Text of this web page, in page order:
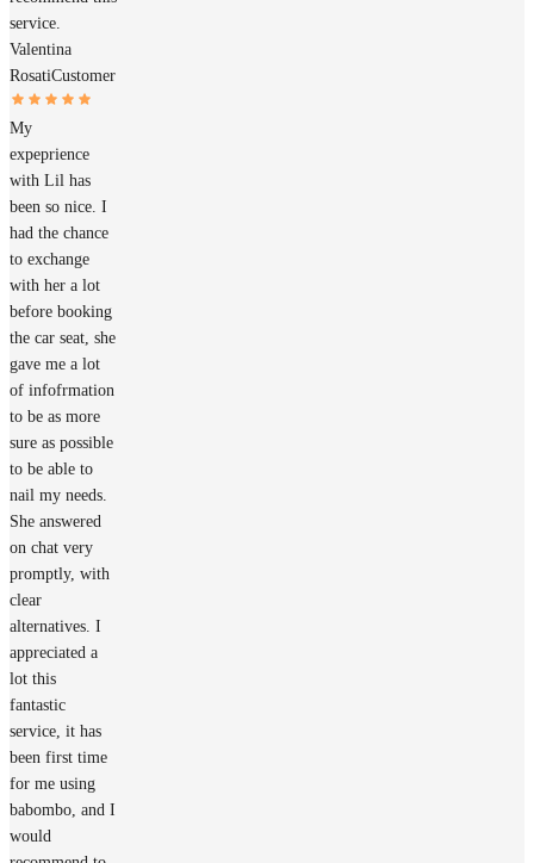
service.
Valentina
RosatiCustomer
My
expeprience
with Lil has
been so nice. I
had the chance
to exchange
with her a lot
before booking
the car seat, she
gave me a lot
of infofrmation
to be as more
sure as possible
to be able to
nail my needs.
She answered
on chat very
promptly, with
clear
alternatives. I
appreciated a
lot this
fantastic
service, it has
been first time
for me using
babombo, and I
would